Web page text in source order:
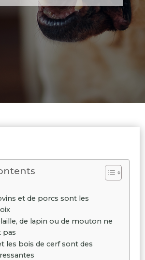
et de porcs sont les
de lapin ou de mouton ne
pas
les bois de cerf sont des